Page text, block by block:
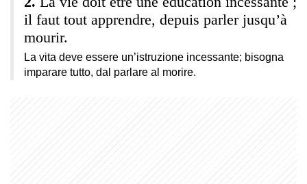
il faut tout apprendre, depuis parler jusqu’à
mourir.
La vita deve essere un’istruzione incessante; bisogna
imparare tutto, dal parlare al morire.